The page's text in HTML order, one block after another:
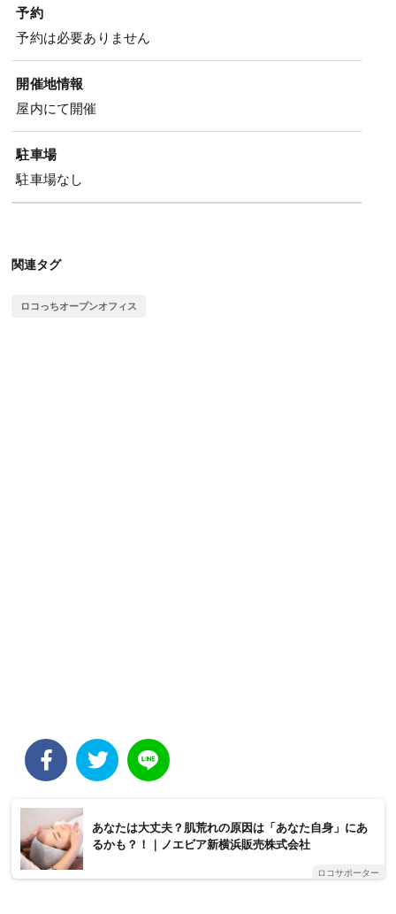
予約
予約は必要ありません
開催地情報
屋内にて開催
駐車場
駐車場なし
関連タグ
ロコっちオープンオフィス
あなたは大丈夫？肌荒れの原因は「あなた自身」にあ
るかも？！｜ノエビア新横浜販売株式会社
ロコサポーター